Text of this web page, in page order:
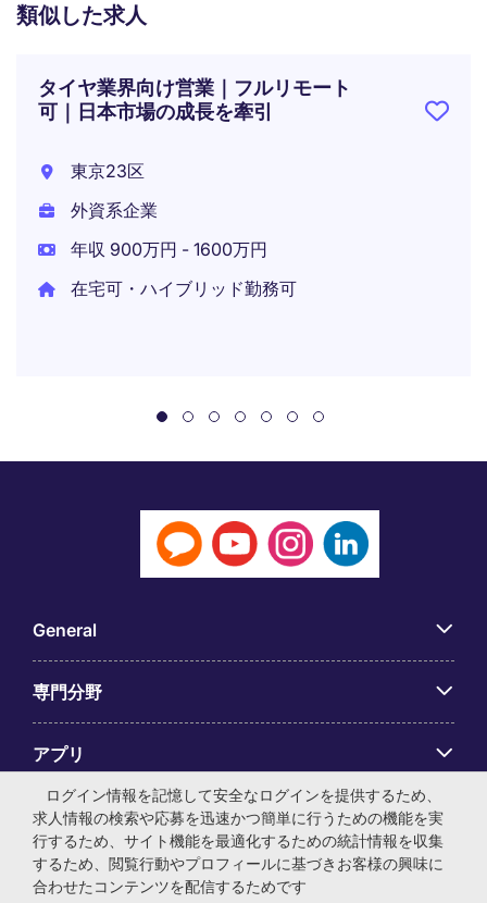
類似した求人
タイヤ業界向け営業｜フルリモート
可｜日本市場の成長を牽引
東京23区
外資系企業
年収 900万円 - 1600万円
在宅可・ハイブリッド勤務可
General
専門分野
アプリ
Employer Centre
ログイン情報を記憶して安全なログインを提供するため、
求人情報の検索や応募を迅速かつ簡単に行うための機能を実
行するため、サイト機能を最適化するための統計情報を収集
するため、閲覧行動やプロフィールに基づきお客様の興味に
合わせたコンテンツを配信するためです